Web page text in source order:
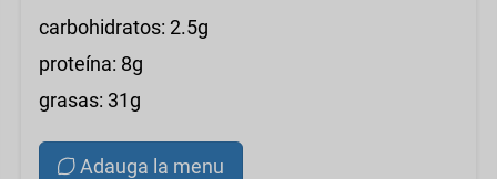
carbohidratos: 2.5g
proteína: 8g
grasas: 31g
Adauga la menu